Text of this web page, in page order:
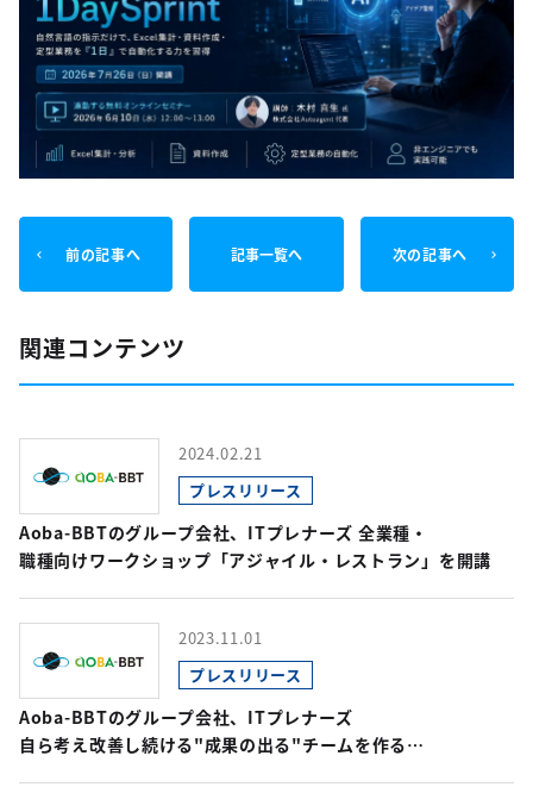
前の記事へ 記事一覧へ 次の記事へ
関連コンテンツ
2024.02.21
プレスリリース
Aoba-BBTのグループ会社、ITプレナーズ 全業種・
職種向けワークショップ「アジャイル・レストラン」を開講
2023.11.01
プレスリリース
Aoba-BBTのグループ会社、ITプレナーズ
自ら考え改善し続ける"成果の出る"チームを作る